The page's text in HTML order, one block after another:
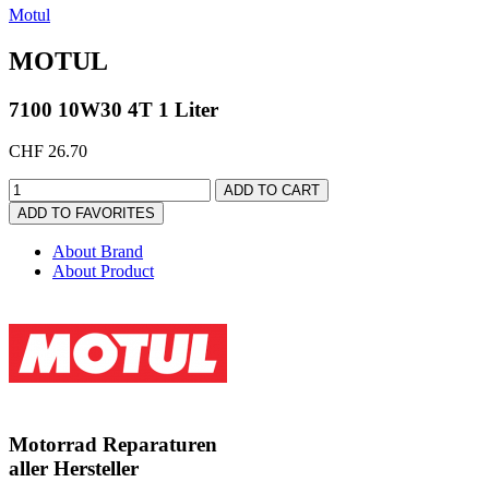
Motul
MOTUL
7100 10W30 4T 1 Liter
CHF 26.70
ADD TO CART
ADD TO FAVORITES
About Brand
About Product
Motorrad Reparaturen
aller Hersteller